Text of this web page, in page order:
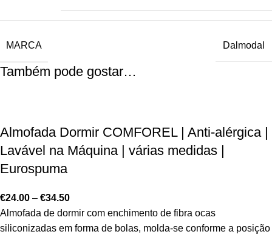
MARCA Dalmodal
Também pode gostar…
Almofada Dormir COMFOREL | Anti-alérgica |
Lavável na Máquina | várias medidas |
Eurospuma
€24.00 – €34.50
Almofada de dormir com enchimento de fibra ocas
siliconizadas em forma de bolas, molda-se conforme a posição